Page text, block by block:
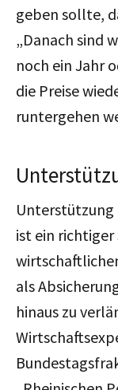
geben sollte,
„Danach sind
noch ein Jahr
die Preise
runtergehen
Unterstützung
ist ein
als
hinaus zu